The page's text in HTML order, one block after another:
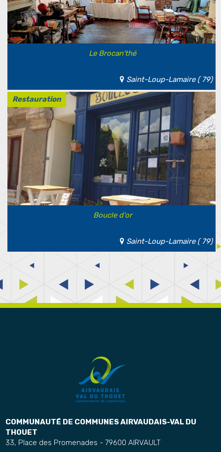
Le Brocan'thé
Saint-Loup-Lamaire ( 79)
Restauration
Boucle d'or
Saint-Loup-Lamaire ( 79)
COMMUNAUTÉ DE COMMUNES AIRVAUDAIS-VAL DU
THOUET
33, Place des Promenades - 79600 AIRVAULT